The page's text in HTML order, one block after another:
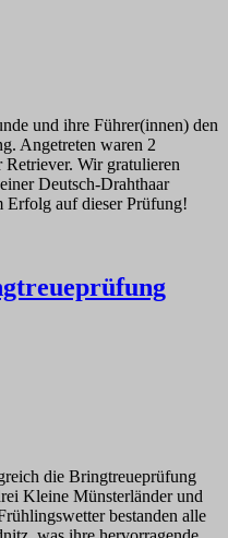
und ihre Führer(innen) den
Angetreten waren 2
Wir gratulieren
Deutsch-Drahthaar
Erfolg auf dieser Prüfung!
die Bringtreueprüfung
Kleine Münsterländer und
bestanden alle